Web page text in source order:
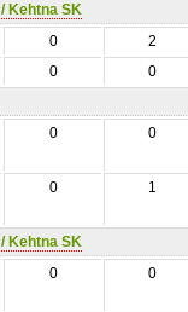
Kehtna SK
0
2
0
0
0 0
0 1
Kehtna SK
0 0